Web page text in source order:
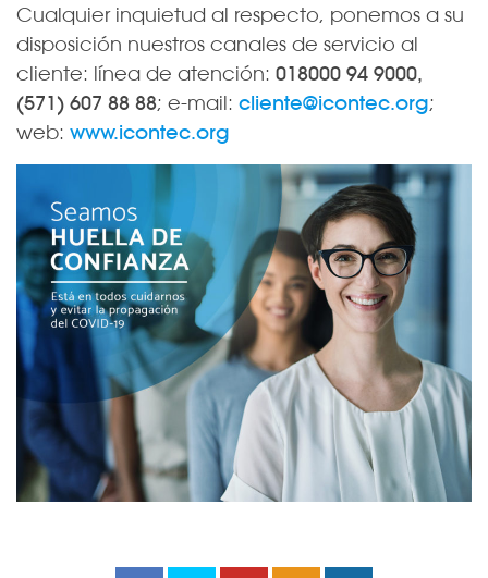
Cualquier inquietud al respecto, ponemos a su
disposición nuestros canales de servicio al
cliente: línea de atención: 018000 94 9000,
(571) 607 88 88; e-mail: cliente@icontec.org;
web: www.icontec.org